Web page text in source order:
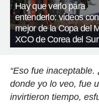
Hay que verlo para
entenderlo: vídeos
mejor de la Copa del
XCO de Corea del Sur
“Eso fue
donde yo lo veo, fue
invirtieron tiempo,